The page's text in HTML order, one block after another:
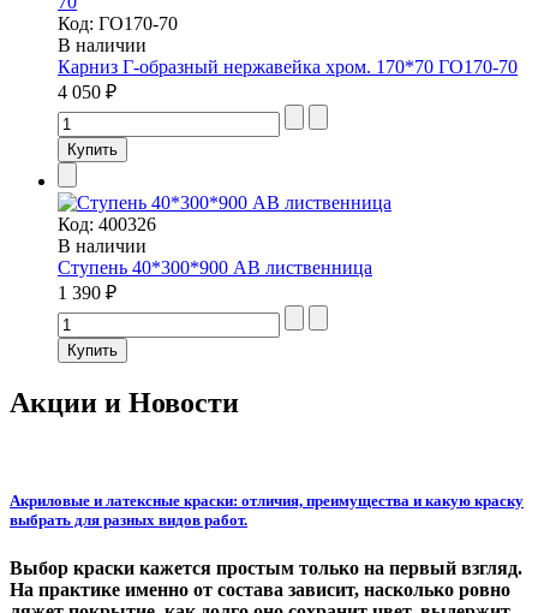
Код: ГО170-70
В наличии
Карниз Г-образный нержавейка хром. 170*70 ГО170-70
4 050 ₽
Код: 400326
В наличии
Ступень 40*300*900 АВ лиственница
1 390 ₽
Акции и Новости
Акриловые и латексные краски: отличия, преимущества и какую краску
выбрать для разных видов работ.
Выбор краски кажется простым только на первый взгляд.
На практике именно от состава зависит, насколько ровно